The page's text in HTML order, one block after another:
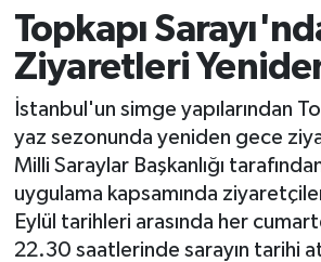
Topkapı
Ziyaretleri
İstanbul'un simge yapılarından
yaz sezonunda yeniden gece
Milli Saraylar Başkanlığı
uygulama kapsamında
Eylül tarihleri arasında her
22.30 saatlerinde sarayın tarihi
Biyografi
Çevre
Diğer
Dünya
Eğitim
Ankara Trafik Yoğunluk Haritası
Süper Lig Puan Durumu ve
Tüm Manşetler
Son Dakika Haberleri
Haber Arşivi